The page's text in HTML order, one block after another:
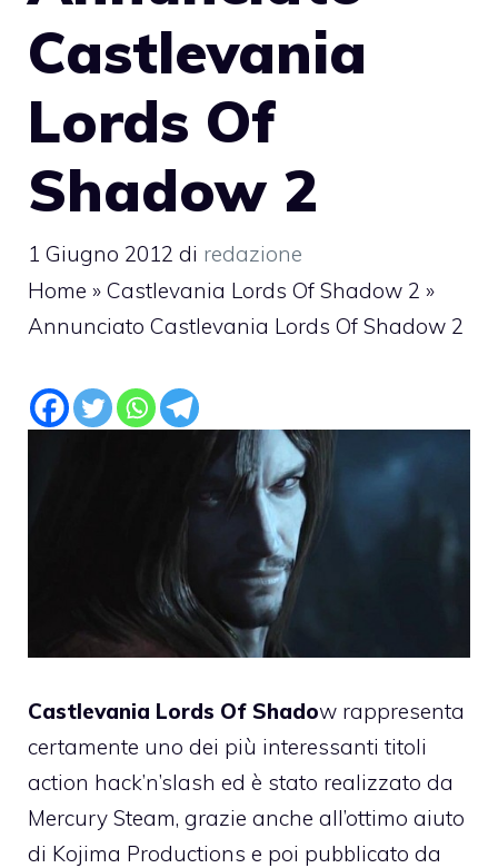
Castlevania
Lords Of
Shadow 2
1 Giugno 2012 di redazione
Home » Castlevania Lords Of Shadow 2 »
Annunciato Castlevania Lords Of Shadow 2
Castlevania Lords Of Shadow rappresenta
certamente uno dei più interessanti titoli
action hack’n’slash ed è stato realizzato da
Mercury Steam, grazie anche all’ottimo aiuto
di Kojima Productions e poi pubblicato da